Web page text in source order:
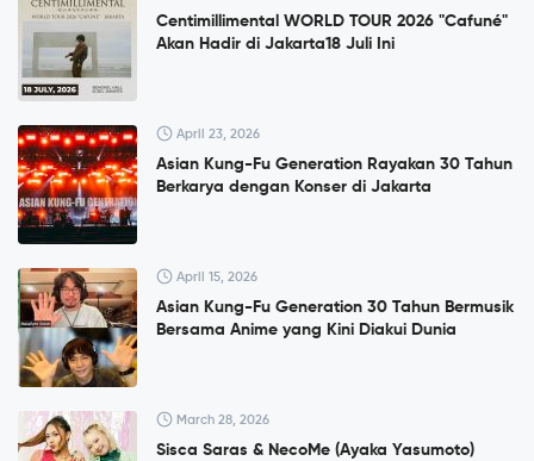
Centimillimental WORLD TOUR 2026 "Cafuné"
Akan Hadir di Jakarta18 Juli Ini
April 23, 2026
Asian Kung-Fu Generation Rayakan 30 Tahun
Berkarya dengan Konser di Jakarta
April 15, 2026
Asian Kung-Fu Generation 30 Tahun Bermusik
Bersama Anime yang Kini Diakui Dunia
March 28, 2026
Sisca Saras & NecoMe (Ayaka Yasumoto)